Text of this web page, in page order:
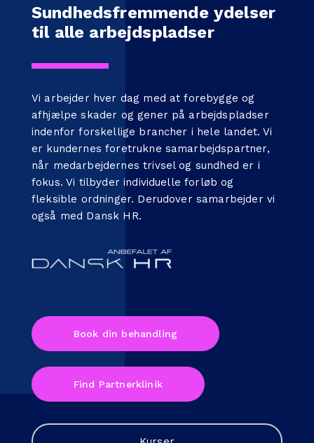
Sundhedsfremmende ydelser
til alle arbejdspladser
Vi arbejder hver dag med at forebygge og
afhjælpe skader og gener på arbejdspladser
indenfor forskellige brancher i hele landet. Vi
er kundernes foretrukne samarbejdspartner,
når medarbejdernes trivsel og sundhed er i
fokus. Vi tilbyder individuelle forløb og
fleksible ordninger. Derudover samarbejder vi
også med Dansk HR.
Book din behandling
Find Partnerklinik